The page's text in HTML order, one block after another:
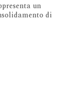
un
di